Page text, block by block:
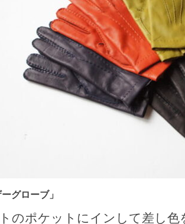
ーグローブ」
のポケットにインして差し色